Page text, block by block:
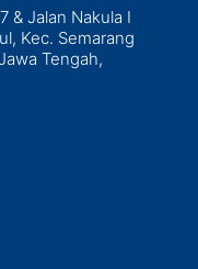
& Jalan Nakula I
Kec. Semarang
Tengah,